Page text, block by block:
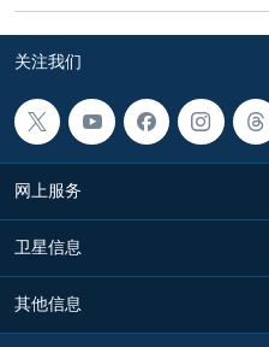
美国之音专访
重要讲话与声明
台海两岸关系
南中国海争端
关注新疆
GEN Z 看美国
其他语言网站
关注我们
网上服务
卫星信息
其他信息